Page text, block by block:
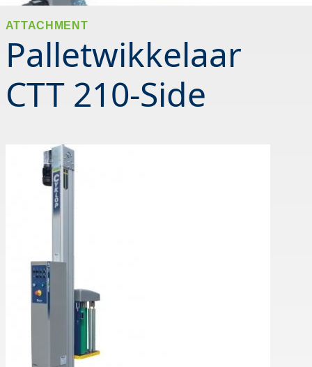
ATTACHMENT
Palletwikkelaar
CTT 210-Side